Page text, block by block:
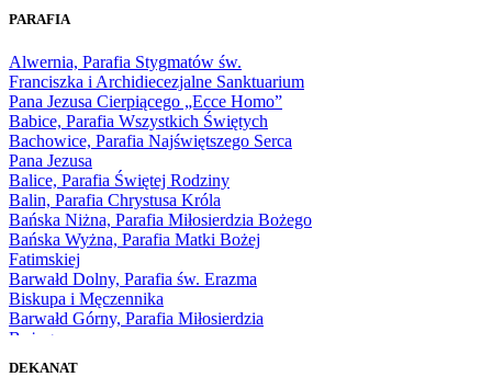
1966
1968
1969
1970
1971
1972
1973
1974
1975
1976
1977
1978
1979
1980
1981
1983
PARAFIA
Alwernia, Parafia Stygmatów św.
Franciszka i Archidiecezjalne Sanktuarium
Pana Jezusa Cierpiącego „Ecce Homo”
Babice, Parafia Wszystkich Świętych
Bachowice, Parafia Najświętszego Serca
Pana Jezusa
Balice, Parafia Świętej Rodziny
Balin, Parafia Chrystusa Króla
Bańska Niżna, Parafia Miłosierdzia Bożego
Bańska Wyżna, Parafia Matki Bożej
Fatimskiej
Barwałd Dolny, Parafia św. Erazma
Biskupa i Męczennika
Barwałd Górny, Parafia Miłosierdzia
Bożego
DEKANAT